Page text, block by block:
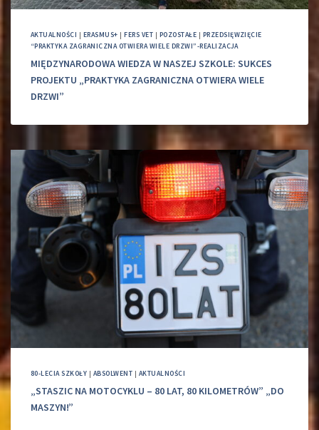
AKTUALNOŚCI | ERASMUS+ |FERS VET | POZOSTAŁE | PRZEDSIĘWZIĘCIE
“PRAKTYKA ZAGRANICZNA OTWIERA WIELE DRZWI”-REALIZACJA
MIĘDZYNARODOWA WIEDZA W NASZEJ SZKOLE: SUKCES
PROJEKTU „PRAKTYKA ZAGRANICZNA OTWIERA WIELE
DRZWI”
80-LECIA SZKOŁY | ABSOLWENT | AKTUALNOŚCI
„STASZIC NA MOTOCYKLU – 80 LAT, 80 KILOMETRÓW” „DO
MASZYN!”